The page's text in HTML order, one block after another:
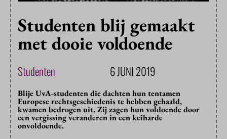
Studenten blij gemaakt
met dooie voldoende
Studenten 6 JUNI 2019
Blije UvA-studenten die dachten hun tentamen
Europese rechtsgeschiedenis te hebben gehaald,
kwamen bedrogen uit. Zij zagen hun voldoende door
een vergissing veranderen in een keiharde
onvoldoende.